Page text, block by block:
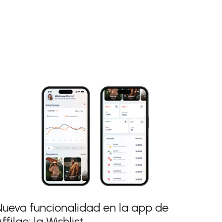
funcionalidad en la app de